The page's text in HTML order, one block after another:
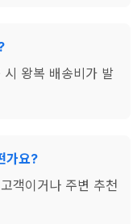
왕복 배송비가 발
가요?
객이거나 주변 추천